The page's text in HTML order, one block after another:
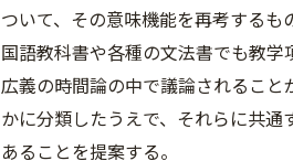
ついて、その意味機能を再考する
国語教科書や各種の文法書でも教
広義の時間論の中で議論されるこ
かに分類したうえで、それらに共
あることを提案する。